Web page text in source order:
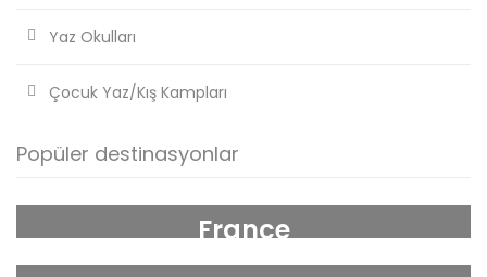
Yaz Okulları
Çocuk Yaz/Kış Kampları
Popüler destinasyonlar
France